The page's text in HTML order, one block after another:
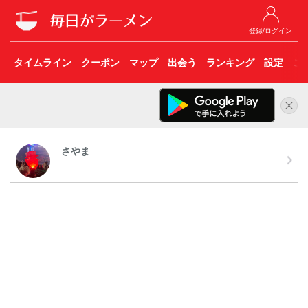
登録/ログイン
タイムライン クーポン マップ 出会う ランキング 設定 こ
さやま